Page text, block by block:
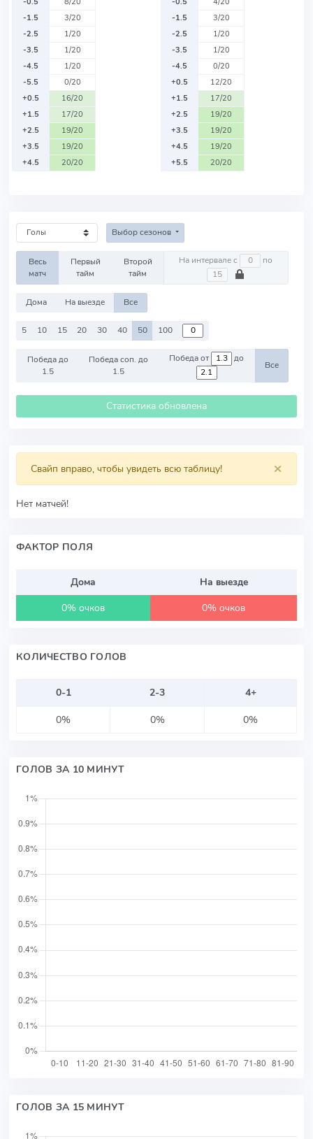
-1.5
3/20
-2.5
1/20
-3.5
1/20
-4.5
1/20
-5.5
0/20
+0.5
16/20
+1.5
17/20
+2.5
19/20
+3.5
19/20
+4.5
20/20
-1.5
3/20
-2.5
1/20
-3.5
1/20
-4.5
0/20
+0.5
12/20
+1.5
17/20
+2.5
19/20
+3.5
19/20
+4.5
19/20
+5.5
20/20
Выбор сезонов
Весь
матч
Первый
тайм
Второй
тайм
На интервале с по
Дома На выезде Все
5 10 15 20 30 40 50 100
Победа до
1.5
Победа соп. до
1.5
Победа от до
Все
Статистика обновлена
×
Свайп вправо, чтобы увидеть всю таблицу!
Нет матчей!
ФАКТОР ПОЛЯ
Дома
На выезде
0% очков
0% очков
КОЛИЧЕСТВО ГОЛОВ
0-1 2-3
4+
0%
0% 0%
ГОЛОВ ЗА 10 МИНУТ
ГОЛОВ ЗА 15 МИНУТ